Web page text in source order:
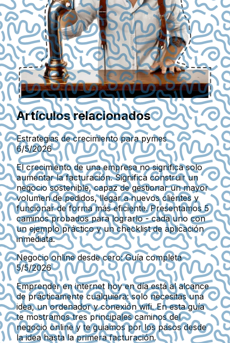
Artículos relacionados
Estrategias de crecimiento para pymes
6/5/2026
El crecimiento de una empresa no significa solo
aumentar la facturación. Significa construir un
negocio sostenible, capaz de gestionar un mayor
volumen de pedidos, llegar a nuevos clientes y
funcionar de forma más eficiente. Presentamos 5
caminos probados para lograrlo - cada uno con
un ejemplo práctico y un checklist de aplicación
inmediata.
Negocio online desde cero: Guía completa
5/5/2026
Emprender en internet hoy en día está al alcance
de prácticamente cualquiera: solo necesitas una
idea, un ordenador y conexión wifi. En esta guía
te mostramos tres principales caminos del
negocio online y te guiamos por los pasos desde
la idea hasta la primera facturación.